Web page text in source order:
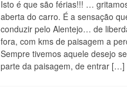
Isto é que são férias!!! …
aberta do carro. É a sensação
conduzir pelo Alentejo… de
fora, com kms de paisagem a
Sempre tivemos aquele desejo
parte da paisagem, de entrar […]